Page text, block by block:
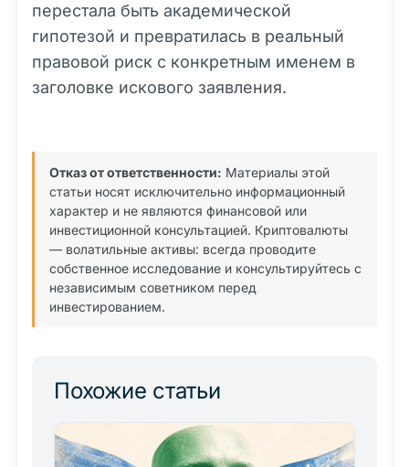
перестала быть академической
гипотезой и превратилась в реальный
правовой риск с конкретным именем в
заголовке искового заявления.
Отказ от ответственности: Материалы этой
статьи носят исключительно информационный
характер и не являются финансовой или
инвестиционной консультацией. Криптовалюты
— волатильные активы: всегда проводите
собственное исследование и консультируйтесь с
независимым советником перед
инвестированием.
Похожие статьи